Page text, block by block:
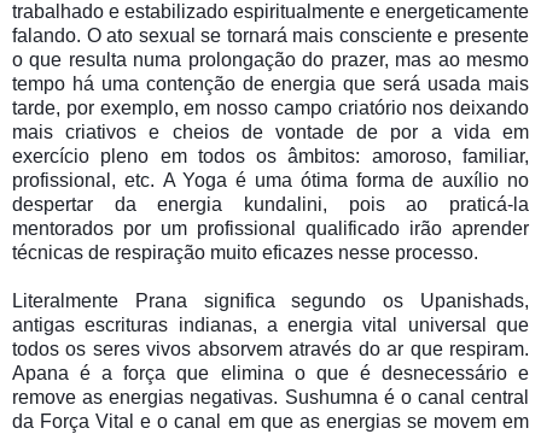
trabalhado e estabilizado espiritualmente e energeticamente
falando. O ato sexual se tornará mais consciente e presente
o que resulta numa prolongação do prazer, mas ao mesmo
tempo há uma contenção de energia que será usada mais
tarde, por exemplo, em nosso campo criatório nos deixando
mais criativos e cheios de vontade de por a vida em
exercício pleno em todos os âmbitos: amoroso, familiar,
profissional, etc. A Yoga é uma ótima forma de auxílio no
despertar da energia kundalini, pois ao praticá-la
mentorados por um profissional qualificado irão aprender
técnicas de respiração muito eficazes nesse processo.
Literalmente Prana significa segundo os Upanishads,
antigas escrituras indianas, a energia vital universal que
todos os seres vivos absorvem através do ar que respiram.
Apana é a força que elimina o que é desnecessário e
remove as energias negativas. Sushumna é o canal central
da Força Vital e o canal em que as energias se movem em